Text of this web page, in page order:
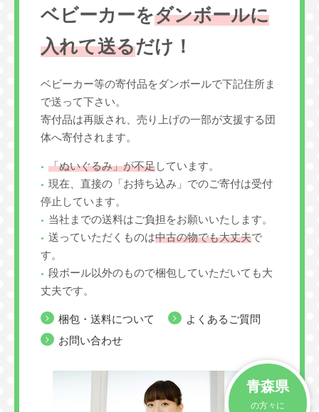
ベビーカーをダンボールに
入れて送るだけ！
ベビーカー等の寄付品をダンボールで下記住所ま
で送って下さい。
寄付品は再販され、売り上げの一部が支援する団
体へ寄付されます。
「ぬいぐるみ」が不足しています。
現在、直接の「お持ち込み」でのご寄付は受付
停止しています。
当社までの送料はご負担をお願いいたします。
送っていただくものは中古の物でも大丈夫で
す。
段ボール以外のもので梱包していただいても大
丈夫です。
梱包・送料について
よくあるご質問
お問い合わせ
青森県
の方々に